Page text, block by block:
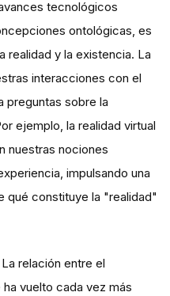
tecnológicos
ontológicas, es
realidad y la existencia. La
interacciones con el
preguntas sobre la
ejemplo, la realidad virtual
nuestras nociones
impulsando una
qué constituye la "realidad"​​
La relación entre el
vuelto cada vez más